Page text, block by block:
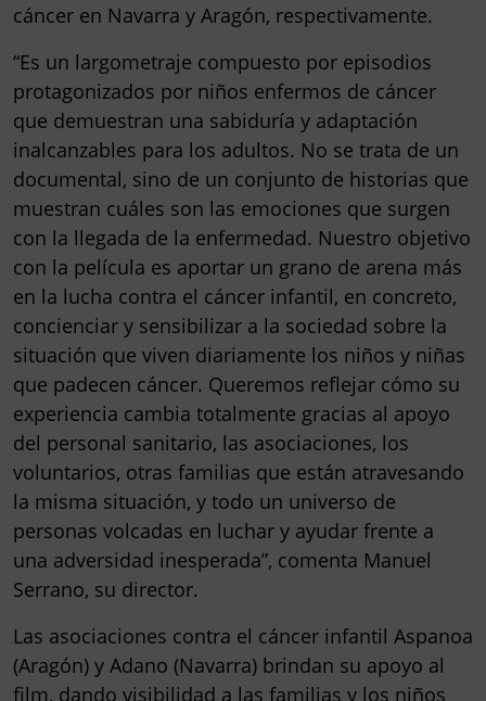
cáncer en Navarra y Aragón, respectivamente.
“Es un largometraje compuesto por episodios
protagonizados por niños enfermos de cáncer
que demuestran una sabiduría y adaptación
inalcanzables para los adultos. No se trata de un
documental, sino de un conjunto de historias que
muestran cuáles son las emociones que surgen
con la llegada de la enfermedad. Nuestro objetivo
con la película es aportar un grano de arena más
en la lucha contra el cáncer infantil, en concreto,
concienciar y sensibilizar a la sociedad sobre la
situación que viven diariamente los niños y niñas
que padecen cáncer. Queremos reflejar cómo su
experiencia cambia totalmente gracias al apoyo
del personal sanitario, las asociaciones, los
voluntarios, otras familias que están atravesando
la misma situación, y todo un universo de
personas volcadas en luchar y ayudar frente a
una adversidad inesperada”, comenta Manuel
Serrano, su director.
Las asociaciones contra el cáncer infantil Aspanoa
(Aragón) y Adano (Navarra) brindan su apoyo al
film, dando visibilidad a las familias y los niños